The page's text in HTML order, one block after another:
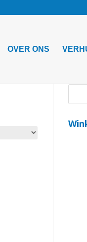
OVER ONS